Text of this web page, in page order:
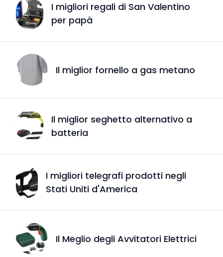
I migliori regali di San Valentino
per papà
Il miglior fornello a gas metano
Il miglior seghetto alternativo a
batteria
I migliori telegrafi prodotti negli
Stati Uniti d'America
Il Meglio degli Avvitatori Elettrici